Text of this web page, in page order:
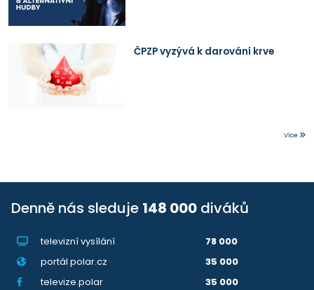
ČPZP vyzývá k darování krve
Více
Denně nás sleduje 148 000 diváků
televizní vysílání
78 000
portál polar.cz
35 000
televize.polar
35 000